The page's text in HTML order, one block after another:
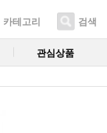
카테고리 검색
관심상품